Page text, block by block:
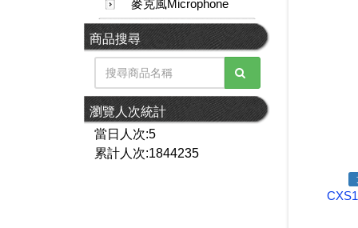
麥克風Microphone
商品搜尋
瀏覽人次統計
當日人次:5
累計人次:1844235